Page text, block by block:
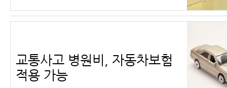
교통사고 병원비, 자동차보험
적용 가능